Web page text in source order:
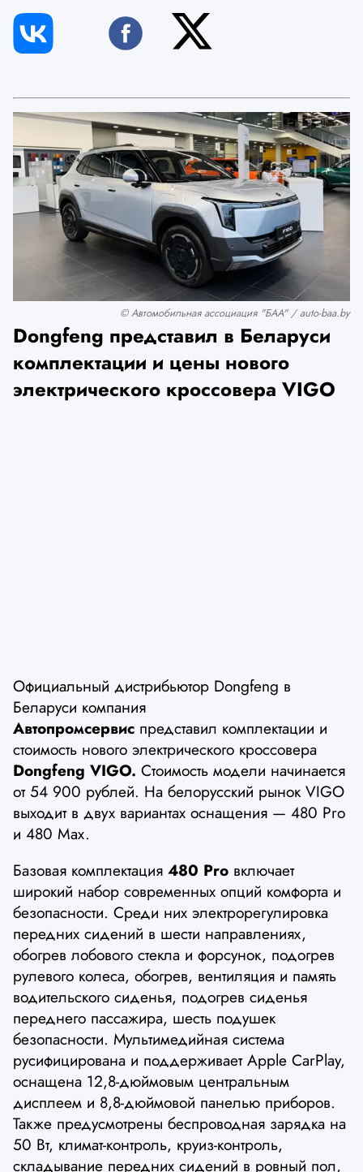
© Автомобильная ассоциация "БАА" / auto-baa.by
Dongfeng представил в Беларуси
комплектации и цены нового
электрического кроссовера VIGO
Официальный дистрибьютор Dongfeng в
Беларуси компания
Автопромсервис представил комплектации и
стоимость нового электрического кроссовера
Dongfeng VIGO. Стоимость модели начинается
от 54 900 рублей. На белорусский рынок VIGO
выходит в двух вариантах оснащения — 480 Pro
и 480 Max.
Базовая комплектация 480 Pro включает
широкий набор современных опций комфорта и
безопасности. Среди них электрорегулировка
передних сидений в шести направлениях,
обогрев лобового стекла и форсунок, подогрев
рулевого колеса, обогрев, вентиляция и память
водительского сиденья, подогрев сиденья
переднего пассажира, шесть подушек
безопасности. Мультимедийная система
русифицирована и поддерживает Apple CarPlay,
оснащена 12,8-дюймовым центральным
дисплеем и 8,8-дюймовой панелью приборов.
Также предусмотрены беспроводная зарядка на
50 Вт, климат-контроль, круиз-контроль,
складывание передних сидений в ровный пол,